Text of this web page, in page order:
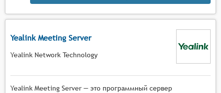
Yealink Meeting Server
Yealink Network Technology
Yealink Meeting Server — это программный сервер